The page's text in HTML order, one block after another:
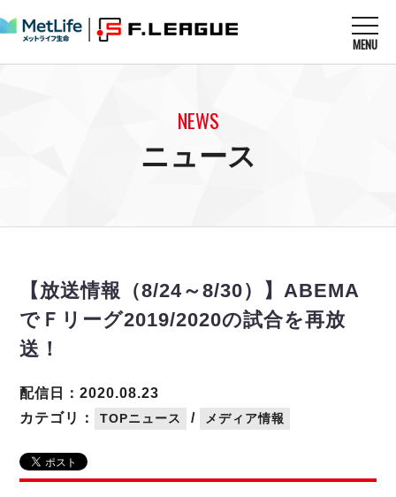
MENU
U-23選抜
メディア情報
フットサル日本代表
その他
戦績表
警告・退場・出場停止選手
個人ランキング｜ゴール
個人ランキング｜シュート
個人ランキング｜シュート成功率
個人ランキング｜第2PK
メットライフ生命Ｆ２リーグ
エスポラーダ北海道
バルドラール浦安
フウガドールすみだ
立川アスレティックFC
ペスカドーラ町田
ボアルース長野
アリーナ情報 ARENA
リーグ概要 ABOUT US
リーグ概要
過去の記録
NEWS
ニュース
【放送情報（8/24～8/30）】ABEMA
でＦリーグ2019/2020の試合を再放
送！
カテゴリ： TOPニュース / メディア情報
配信日：2020.08.23